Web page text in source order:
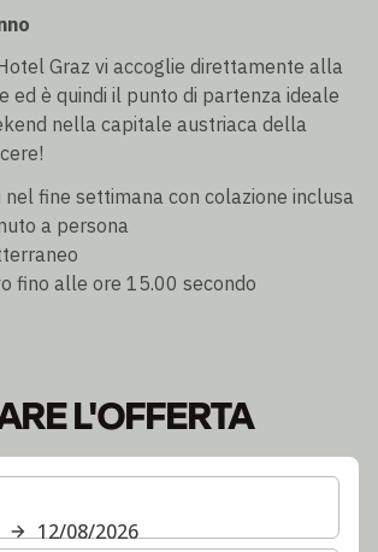
Graz vi accoglie direttamente alla
ed è quindi il punto di partenza ideale
nella capitale austriaca della
fine settimana con colazione inclusa
a persona
fino alle ore 15.00 secondo
L'OFFERTA
12/08/2026